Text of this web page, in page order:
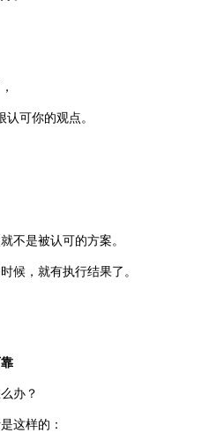
可你的观点。
不是被认可的方案。
候，就有执行结果了。
办？
这样的：